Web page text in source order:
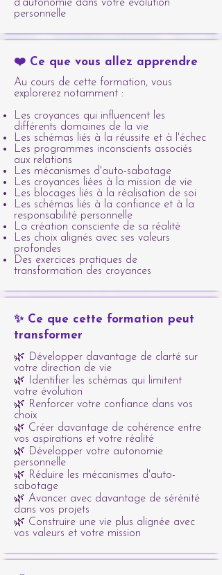
d'autonomie dans votre évolution
personnelle
❤️ Ce que vous allez apprendre
Au cours de cette formation, vous
explorerez notamment :
Les croyances qui influencent les
différents domaines de la vie
Les schémas liés à la réussite et à l'échec
Les programmes inconscients associés
aux relations
Les mécanismes d'auto-sabotage
Les croyances liées à la mission de vie
Les blocages liés à la réalisation de soi
Les schémas liés à la confiance et à la
responsabilité personnelle
La création consciente de sa réalité
Les choix alignés avec ses valeurs
profondes
Des exercices pratiques de
transformation des croyances
✨ Ce que cette formation peut
transformer
🌿 Développer davantage de clarté sur
votre direction de vie
🌿 Identifier les schémas qui limitent
votre évolution
🌿 Renforcer votre confiance dans vos
choix
🌿 Créer davantage de cohérence entre
vos aspirations et votre réalité
🌿 Développer votre autonomie
personnelle
🌿 Réduire les mécanismes d'auto-
sabotage
🌿 Avancer avec davantage de sérénité
dans vos projets
🌿 Construire une vie plus alignée avec
vos valeurs et votre mission